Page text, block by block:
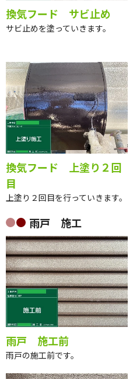
換気フード サビ止め
換気フード 上塗り２回
目
上塗り２回目を行っていきます。
雨戸 施工
雨戸 施工前
雨戸の施工前です。